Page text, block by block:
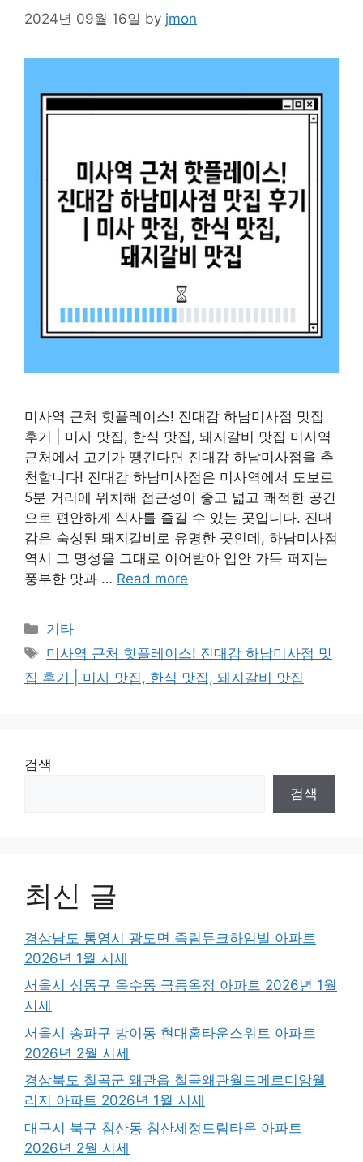
2024년 09월 16일 by jmon
미사역 근처 핫플레이스! 진대감 하남미사점 맛집
후기 | 미사 맛집, 한식 맛집, 돼지갈비 맛집 미사역
근처에서 고기가 땡긴다면 진대감 하남미사점을 추
천합니다! 진대감 하남미사점은 미사역에서 도보로
5분 거리에 위치해 접근성이 좋고 넓고 쾌적한 공간
으로 편안하게 식사를 즐길 수 있는 곳입니다. 진대
감은 숙성된 돼지갈비로 유명한 곳인데, 하남미사점
역시 그 명성을 그대로 이어받아 입안 가득 퍼지는
풍부한 맛과 … Read more
Categories
기타
Tags
미사역 근처 핫플레이스! 진대감 하남미사점 맛
집 후기 | 미사 맛집, 한식 맛집, 돼지갈비 맛집
검색
검색
최신 글
경상남도 통영시 광도면 죽림듀크하임빌 아파트
2026년 1월 시세
서울시 성동구 옥수동 극동옥정 아파트 2026년 1월
시세
서울시 송파구 방이동 현대홈타운스위트 아파트
2026년 2월 시세
경상북도 칠곡군 왜관읍 칠곡왜관월드메르디앙웰
리지 아파트 2026년 1월 시세
대구시 북구 침산동 침산세정드림타운 아파트
2026년 2월 시세